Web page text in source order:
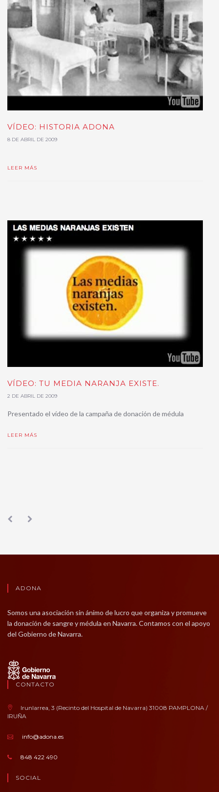
VÍDEO: HISTORIA ADONA
8 DE ABRIL DE 2009
LEER MÁS
VÍDEO: TU MEDIA NARANJA EXISTE.
2 DE ABRIL DE 2009
Presentado el vídeo de la campaña de donación de médula
LEER MÁS
ADONA
Somos una asociación sin ánimo de lucro que organiza y promueve
la donación de sangre y médula en Navarra. Contamos con el apoyo
del Gobierno de Navarra.
CONTACTO
Irunlarrea, 3 (Recinto del Hospital de Navarra) 31008 PAMPLONA /
IRUÑA
info@adona.es
848 422 490
SOCIAL